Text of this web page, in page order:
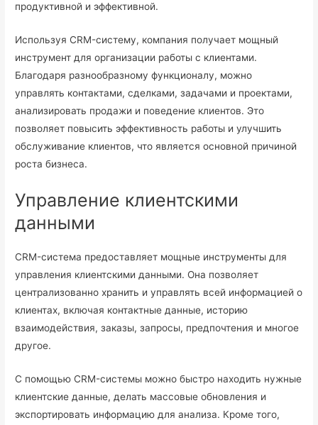
продуктивной и эффективной.
Используя CRM-систему, компания получает мощный
инструмент для организации работы с клиентами.
Благодаря разнообразному функционалу, можно
управлять контактами, сделками, задачами и проектами,
анализировать продажи и поведение клиентов. Это
позволяет повысить эффективность работы и улучшить
обслуживание клиентов, что является основной причиной
роста бизнеса.
Управление клиентскими
данными
CRM-система предоставляет мощные инструменты для
управления клиентскими данными. Она позволяет
централизованно хранить и управлять всей информацией о
клиентах, включая контактные данные, историю
взаимодействия, заказы, запросы, предпочтения и многое
другое.
С помощью CRM-системы можно быстро находить нужные
клиентские данные, делать массовые обновления и
экспортировать информацию для анализа. Кроме того,